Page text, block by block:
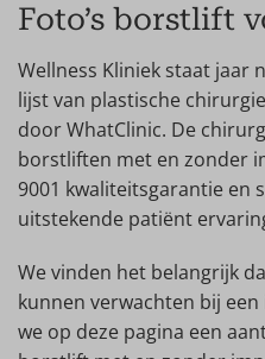
Foto’s borstlift
Wellness Kliniek staat jaar
lijst van plastische
door WhatClinic. De
borstliften met en zonder
9001 kwaliteitsgarantie en
uitstekende patiënt
We vinden het belangrijk
kunnen verwachten bij
we op deze pagina een